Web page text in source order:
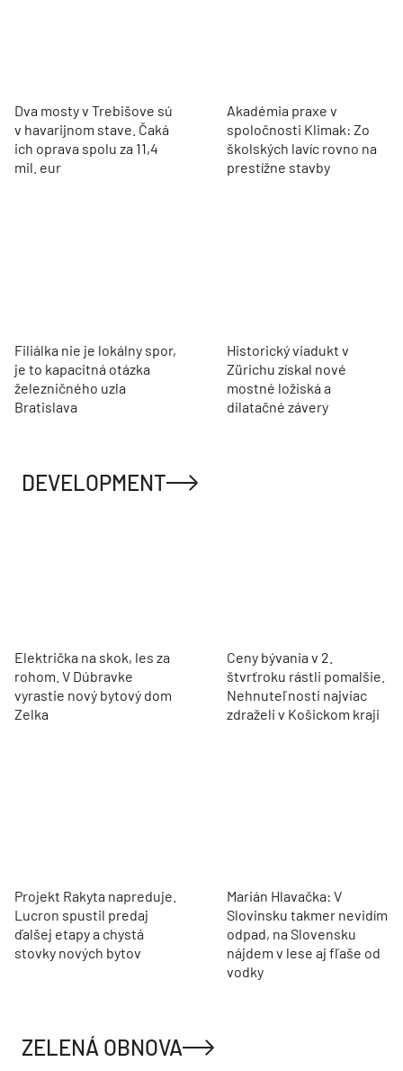
Dva mosty v Trebišove sú
v havarijnom stave. Čaká
ich oprava spolu za 11,4
mil. eur
Akadémia praxe v
spoločnosti Klimak: Zo
školských lavíc rovno na
prestížne stavby
Filiálka nie je lokálny spor,
je to kapacitná otázka
železničného uzla
Bratislava
Historický viadukt v
Zürichu získal nové
mostné ložiská a
dilatačné závery
DEVELOPMENT
Električka na skok, les za
rohom. V Dúbravke
vyrastie nový bytový dom
Zelka
Ceny bývania v 2.
štvrťroku rástli pomalšie.
Nehnuteľnosti najviac
zdraželi v Košickom kraji
Projekt Rakyta napreduje.
Lucron spustil predaj
ďalšej etapy a chystá
stovky nových bytov
Marián Hlavačka: V
Slovinsku takmer nevidím
odpad, na Slovensku
nájdem v lese aj fľaše od
vodky
ZELENÁ OBNOVA